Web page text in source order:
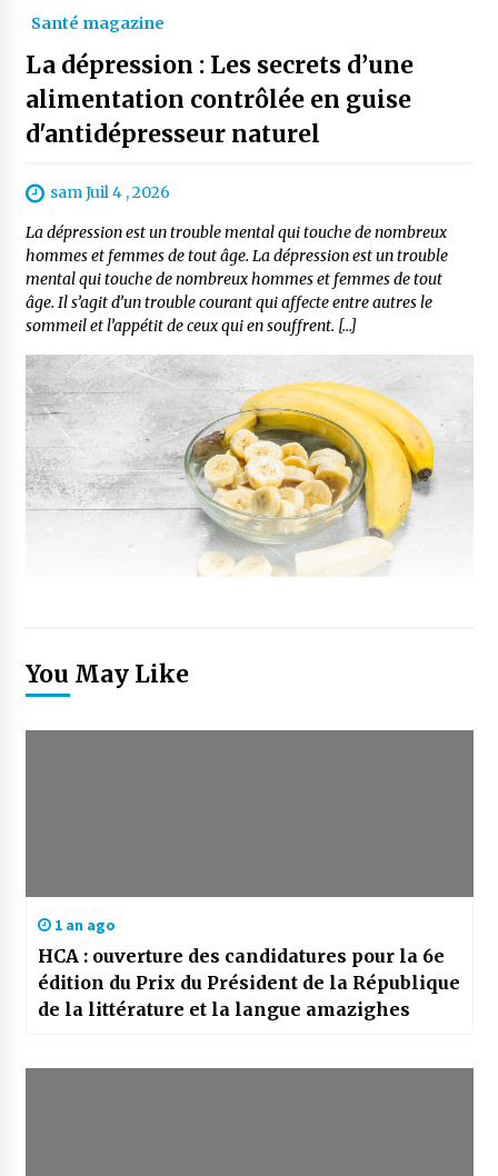
Santé magazine
La dépression : Les secrets d’une
alimentation contrôlée en guise
d'antidépresseur naturel
sam Juil 4 , 2026
La dépression est un trouble mental qui touche de nombreux
hommes et femmes de tout âge. La dépression est un trouble
mental qui touche de nombreux hommes et femmes de tout
âge. Il s’agit d’un trouble courant qui affecte entre autres le
sommeil et l’appétit de ceux qui en souffrent. […]
You May Like
1 an ago
HCA : ouverture des candidatures pour la 6e
édition du Prix du Président de la République
de la littérature et la langue amazighes